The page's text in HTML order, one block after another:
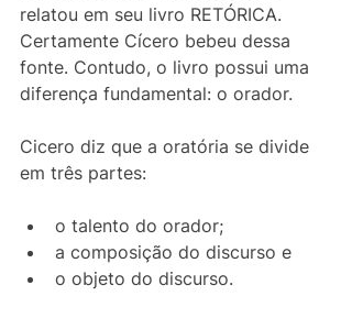
relatou em seu livro RETÓRICA.
Certamente Cícero bebeu dessa
fonte. Contudo, o livro possui uma
diferença fundamental: o orador.
Cicero diz que a oratória se divide
em três partes:
o talento do orador;
a composição do discurso e
o objeto do discurso.